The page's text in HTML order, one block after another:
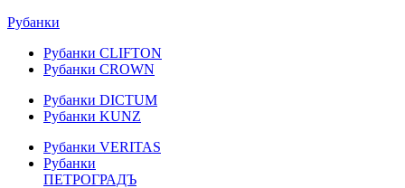
Рубанки
Рубанки CLIFTON
Рубанки CROWN
Рубанки DICTUM
Рубанки KUNZ
Рубанки VERITAS
Рубанки
ПЕТРОГРАДЪ